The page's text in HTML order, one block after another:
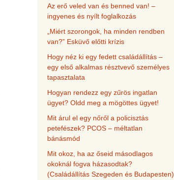
Az erő veled van és benned van! –
ingyenes és nyílt foglalkozás
„Miért szorongok, ha minden rendben
van?” Esküvő előtti krízis
Hogy néz ki egy fedett családállítás –
egy első alkalmas résztvevő személyes
tapasztalata
Hogyan rendezz egy zűrös ingatlan
ügyet? Oldd meg a mögöttes ügyet!
Mit árul el egy nőről a policisztás
petefészek? PCOS – méltatlan
bánásmód
Mit okoz, ha az őseid másodlagos
okoknál fogva házasodtak?
(Családállítás Szegeden és Budapesten)